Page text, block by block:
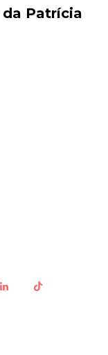
Patrícia